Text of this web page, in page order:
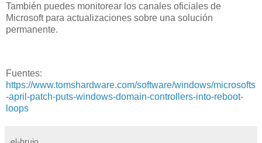
También puedes monitorear los canales oficiales de
Microsoft para actualizaciones sobre una solución
permanente.
Fuentes:
https://www.tomshardware.com/software/windows/microsofts
-april-patch-puts-windows-domain-controllers-into-reboot-
loops